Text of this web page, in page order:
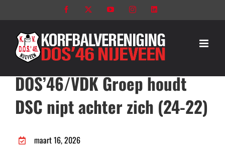
naar
Facebook YouTubeInstagram
DOS’46/VDK Groep houdt
DSC nipt achter zich (24-22)
maart 16, 2026